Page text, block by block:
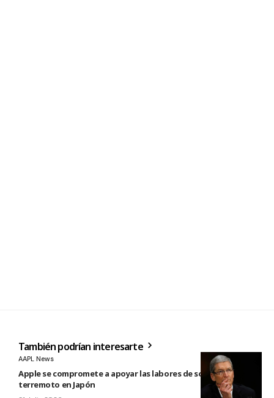
También podrían interesarte
AAPL News
Apple se compromete a apoyar las labores de socorro tras el
terremoto en Japón